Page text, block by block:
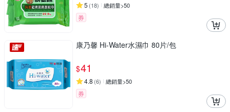
5 (18) 總銷量>50
券
康乃馨 Hi-Water水濕巾 80片/包
$41
4.8 (6) 總銷量>50
券